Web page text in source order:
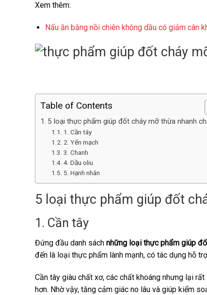
Xem thêm:
Nấu ăn bằng nồi chiên không dầu có giảm cân
Table of Contents
5 loại thực phẩm giúp đốt cháy mỡ thừa nhanh
1. Cần tây
2. Yến mạch
3. Chanh
4. Dầu oliu
5. Hạnh nhân
5 loại thực phẩm giúp đốt
1. Cần tây
Đứng đầu danh sách những loại thực phẩm giúp
đến là loại thực phẩm lành mạnh, có tác dụng hỗ
Cần tây giàu chất xơ, các chất khoáng nhưng lại
hơn. Nhờ vậy, tăng cảm giác no lâu và giúp kiểm